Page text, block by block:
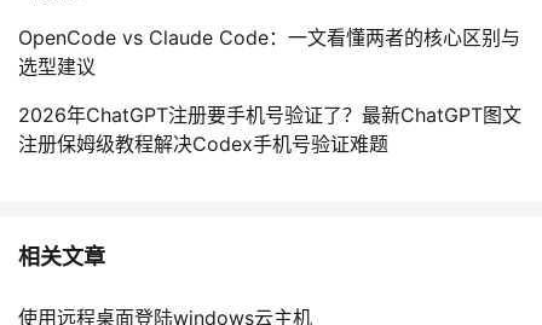
OpenCode vs Claude Code：一文看懂两者的核心区别与
选型建议
2026年ChatGPT注册要手机号验证了？最新ChatGPT图文
注册保姆级教程解决Codex手机号验证难题
相关文章
使用远程桌面登陆windows云主机